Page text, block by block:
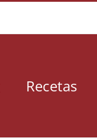
Recetas